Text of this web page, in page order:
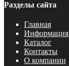
Разделы сайта
Главная
Информация
Каталог
Контакты
О компании